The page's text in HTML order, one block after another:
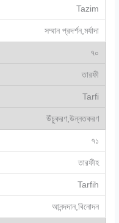
Tazim
সম্মান প্রদর্শন,মর্যাদা
৭০
তারফী
Tarfi
উঁচুকরণ,উন্নতকরণ
৭১
তারফীহ
Tarfih
আনন্দদান,বিনোদন